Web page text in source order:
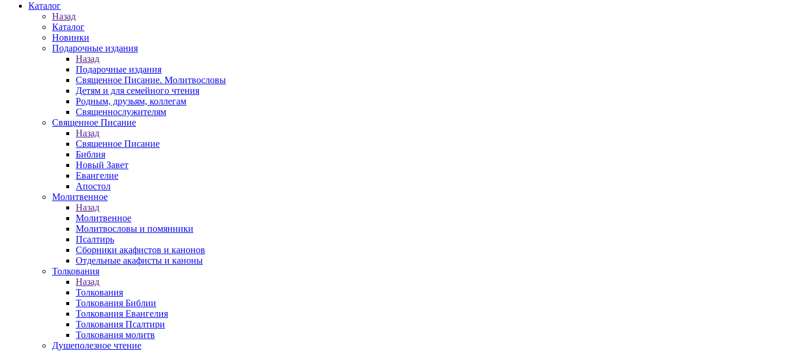
Каталог
Назад
Каталог
Новинки
Подарочные издания
Назад
Подарочные издания
Священное Писание. Молитвословы
Детям и для семейного чтения
Родным, друзьям, коллегам
Священнослужителям
Священное Писание
Назад
Священное Писание
Библия
Новый Завет
Евангелие
Апостол
Молитвенное
Назад
Молитвенное
Молитвословы и помянники
Псалтирь
Сборники акафистов и канонов
Отдельные акафисты и каноны
Толкования
Назад
Толкования
Толкования Библии
Толкования Евангелия
Толкования Псалтири
Толкования молитв
Душеполезное чтение